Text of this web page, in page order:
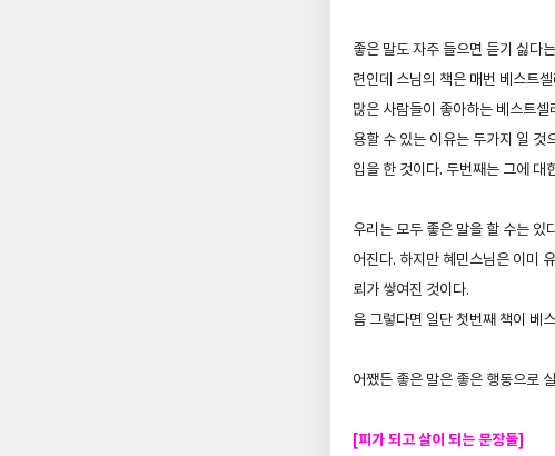
좋은 말도 자주 들으면 듣기 싫다
련인데 스님의 책은 매번 베스트
많은 사람들이 좋아하는 베스트셀
용할 수 있는 이유는 두가지 일 것
입을 한 것이다. 두번째는 그에 대
우리는 모두 좋은 말을 할 수는 있
어진다. 하지만 혜민스님은 이미
뢰가 쌓여진 것이다.
음 그렇다면 일단 첫번째 책이 베
어쨌든 좋은 말은 좋은 행동으로
[피가 되고 살이 되는 문장들]